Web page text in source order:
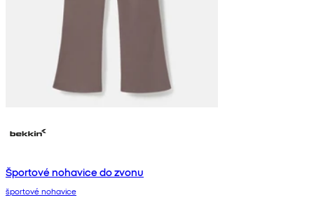
Športové nohavice do zvonu
športové nohavice